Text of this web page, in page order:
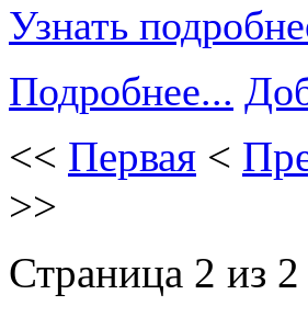
Узнать
Подробнее...
<< Первая <
>>
Страница 2 из 2